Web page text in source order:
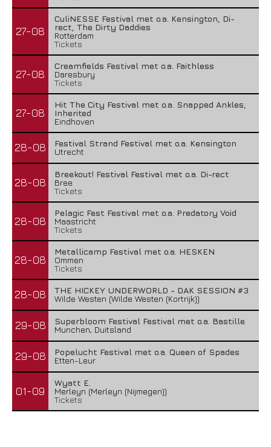
27-08
CuliNESSE Festival met o.a. Kensington, Di-
rect, The Dirty Daddies
Rotterdam
Tickets
27-08
Creamfields Festival met o.a. Faithless
Daresbury
Tickets
27-08
Hit The City Festival met o.a. Snapped Ankles,
Inherited
Eindhoven
28-08
Festival Strand Festival met o.a. Kensington
Utrecht
28-08
Breekout! Festival Festival met o.a. Di-rect
Bree
Tickets
28-08
Pelagic Fest Festival met o.a. Predatory Void
Maastricht
Tickets
28-08
Metallicamp Festival met o.a. HESKEN
Ommen
Tickets
28-08
THE HICKEY UNDERWORLD - DAK SESSION #3
Wilde Westen (Wilde Westen (Kortrijk))
29-08
Superbloom Festival Festival met o.a. Bastille
Munchen, Duitsland
29-08
Popelucht Festival met o.a. Queen of Spades
Etten-Leur
01-09
Wyatt E.
Merleyn (Merleyn (Nijmegen))
Tickets